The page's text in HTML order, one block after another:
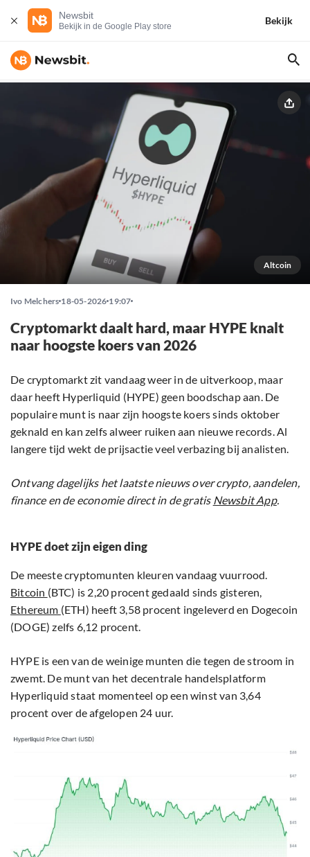
Newsbit
Bekijk in de Google Play store
Bekijk
Altcoin
Ivo Melchers 18-05-2026 19:07
Cryptomarkt daalt hard, maar HYPE knalt
naar hoogste koers van 2026
De cryptomarkt zit vandaag weer in de uitverkoop, maar
daar heeft Hyperliquid (HYPE) geen boodschap aan. De
populaire munt is naar zijn hoogste koers sinds oktober
geknald en kan zelfs alweer ruiken aan nieuwe records. Al
langere tijd wekt de prijsactie veel verbazing bij analisten.
Ontvang dagelijks het laatste nieuws over crypto, aandelen,
finance en de economie direct in de gratis Newsbit App.
HYPE doet zijn eigen ding
De meeste cryptomunten kleuren vandaag vuurrood.
Bitcoin (BTC) is 2,20 procent gedaald sinds gisteren,
Ethereum (ETH) heeft 3,58 procent ingeleverd en Dogecoin
(DOGE) zelfs 6,12 procent.
HYPE is een van de weinige munten die tegen de stroom in
zwemt. De munt van het decentrale handelsplatform
Hyperliquid staat momenteel op een winst van 3,64
procent over de afgelopen 24 uur.